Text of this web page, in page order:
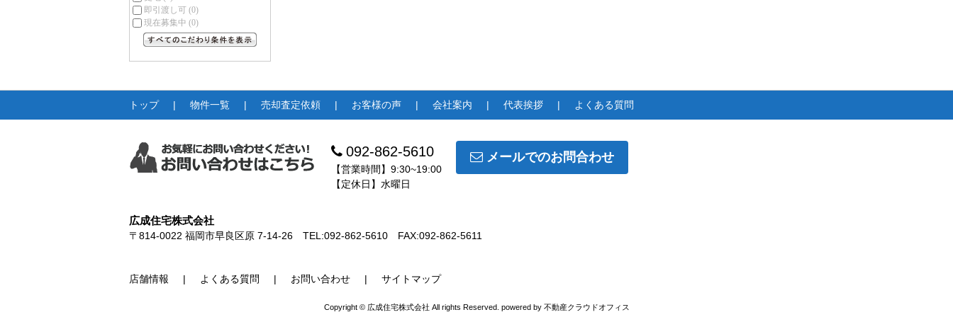
即引渡し可 (0)
現在募集中 (0)
トップ 物件一覧 売却査定依頼 お客様の声 会社案内 代表挨拶 よくある質問
092-862-5610
【営業時間】9:30~19:00
【定休日】水曜日
メールでのお問合わせ
広成住宅株式会社
〒814-0022 福岡市早良区原 7-14-26 TEL:092-862-5610 FAX:092-862-5611
店舗情報 よくある質問 お問い合わせ サイトマップ
Copyright © 広成住宅株式会社 All rights Reserved. powered by 不動産クラウドオフィス